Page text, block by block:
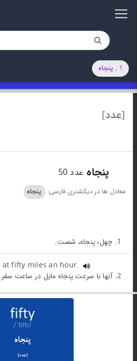
1 . پنجاه
[عدد]
پنجاه عدد 50
معادل ها در دیکشنری فارسی: پنجاه
1. چهل، پنجاه، شصت.
fifty miles an hour.
2. آنها با سرعت پنجاه مایل در ساعت سفر می‌کردند.